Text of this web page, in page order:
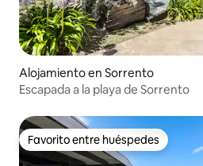
Alojamiento en Sorrento
Escapada a la playa de Sorrento
Favorito entre huéspedes
Favorito entre huéspedes